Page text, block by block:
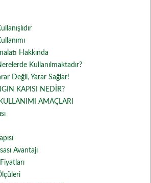
Hakkında
Kullanılmaktadır?
Değil, Yarar Sağlar!
KAPISI NEDİR?
AMAÇLARI
Avantajı